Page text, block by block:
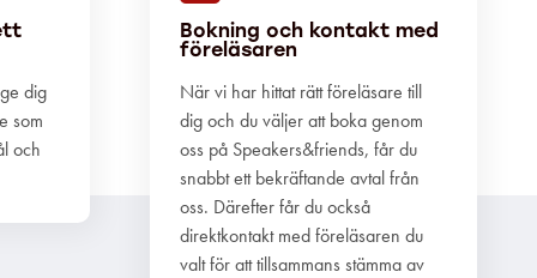
dig
som
och
Bokning och kontakt med
föreläsaren
När vi har hittat rätt föreläsare till
dig och du väljer att boka genom
oss på Speakers&friends, får du
snabbt ett bekräftande avtal från
oss. Därefter får du också
direktkontakt med föreläsaren du
valt för att tillsammans stämma av